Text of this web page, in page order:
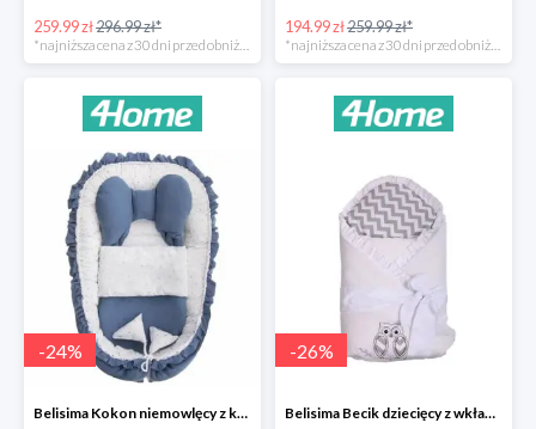
259.99 zł296.99 zł*
*najniższa cena z 30 dni przed obniżką
194.99 zł259.99 zł*
*najniższa cena z 30 dni przed obniżką
-24%
Belisima Kokon niemowlęcy z kołderką Angel Baby-23%
-26%
Belisima Becik dziecięcy z wkładem kokosowym Inteligentna sówka -26%